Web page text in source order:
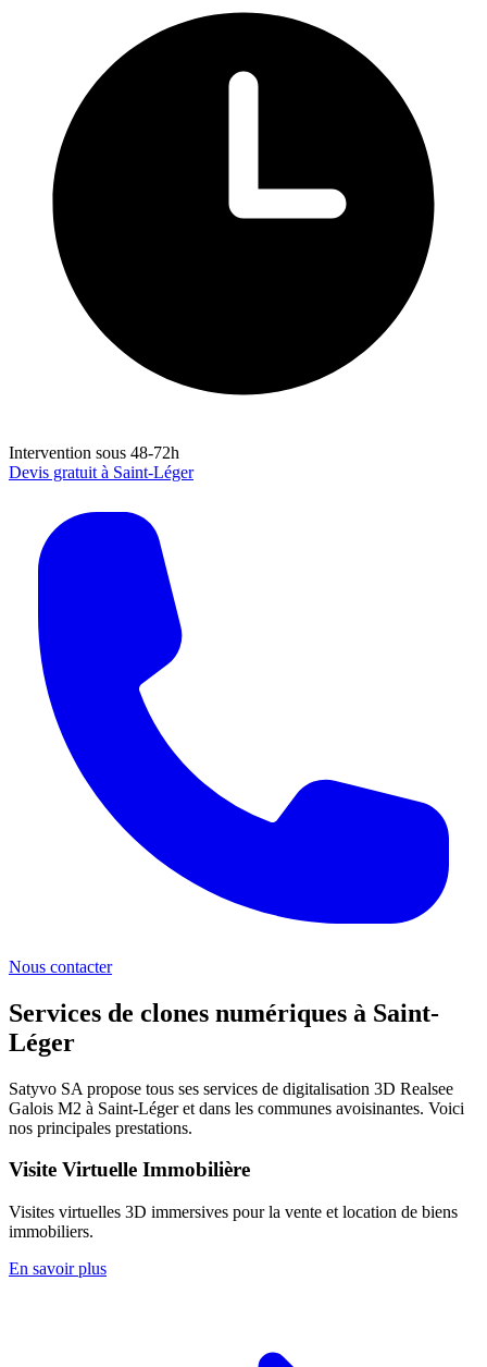
Intervention sous 48-72h
Devis gratuit à Saint-Léger
Nous contacter
Services de clones numériques à Saint-
Léger
Satyvo SA propose tous ses services de digitalisation 3D Realsee
Galois M2 à Saint-Légeret dans les communes avoisinantes. Voici
nos principales prestations.
Visite Virtuelle Immobilière
Visites virtuelles 3D immersives pour la vente et location de biens
immobiliers.
En savoir plus